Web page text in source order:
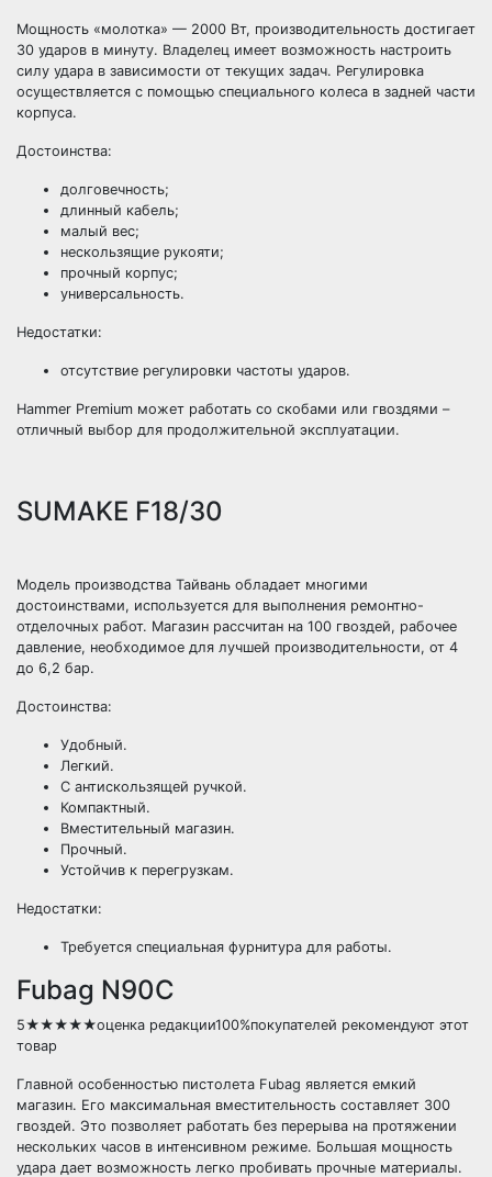
Мощность «молотка» — 2000 Вт, производительность достигает
30 ударов в минуту. Владелец имеет возможность настроить
силу удара в зависимости от текущих задач. Регулировка
осуществляется с помощью специального колеса в задней части
корпуса.
Достоинства:
долговечность;
длинный кабель;
малый вес;
нескользящие рукояти;
прочный корпус;
универсальность.
Недостатки:
отсутствие регулировки частоты ударов.
Hammer Premium может работать со скобами или гвоздями –
отличный выбор для продолжительной эксплуатации.
SUMAKE F18/30
Модель производства Тайвань обладает многими
достоинствами, используется для выполнения ремонтно-
отделочных работ. Магазин рассчитан на 100 гвоздей, рабочее
давление, необходимое для лучшей производительности, от 4
до 6,2 бар.
Достоинства:
Удобный.
Легкий.
С антискользящей ручкой.
Компактный.
Вместительный магазин.
Прочный.
Устойчив к перегрузкам.
Недостатки:
Требуется специальная фурнитура для работы.
Fubag N90C
5★★★★★оценка редакции100%покупателей рекомендуют этот
товар
Главной особенностью пистолета Fubag является емкий
магазин. Его максимальная вместительность составляет 300
гвоздей. Это позволяет работать без перерыва на протяжении
нескольких часов в интенсивном режиме. Большая мощность
удара дает возможность легко пробивать прочные материалы.